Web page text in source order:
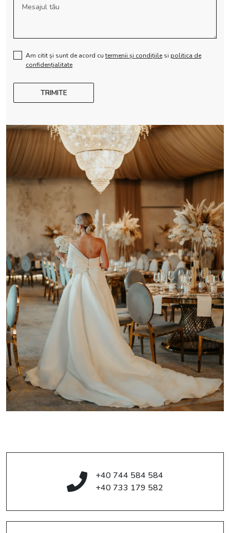
Am citit și sunt de acord cu termenii și condițiile si politica de
confidențialitate
TRIMITE
+40 744 584 584
+40 733 179 582